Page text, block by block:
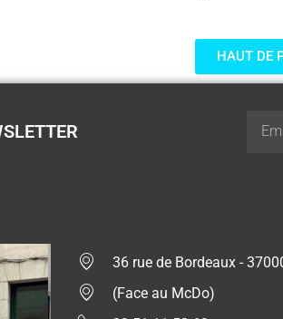
HAUT DE
36 rue de Bordeaux -
(Face au McDo)